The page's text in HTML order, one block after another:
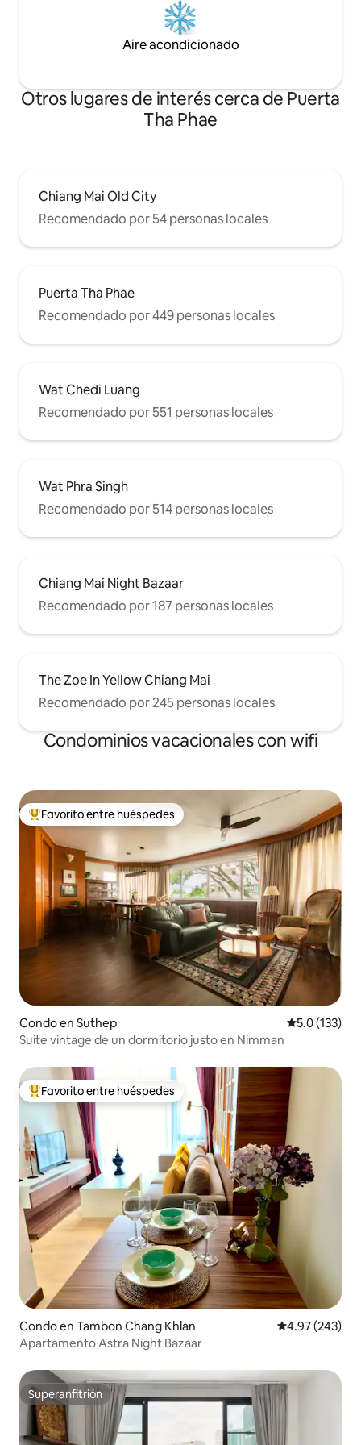
Aire acondicionado
Otros lugares de interés cerca de Puerta
Tha Phae
Chiang Mai Old City
Recomendado por 54 personas locales
Puerta Tha Phae
Recomendado por 449 personas locales
Wat Chedi Luang
Recomendado por 551 personas locales
Wat Phra Singh
Recomendado por 514 personas locales
Chiang Mai Night Bazaar
Recomendado por 187 personas locales
The Zoe In Yellow Chiang Mai
Recomendado por 245 personas locales
Condominios vacacionales con wifi
Favorito entre huéspedes preferido
Favorito entre huéspedes
Condo en Suthep Calificación
5.0 (133)
Suite vintage de un dormitorio justo en Nimman
Favorito entre huéspedes preferido
Favorito entre huéspedes
Condo en Tambon Chang Khlan Calificación
4.97 (243)
Apartamento Astra Night Bazaar
Superanfitrión
Superanfitrión